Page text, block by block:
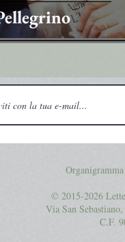
© 2015-2026
Via San
C.F.